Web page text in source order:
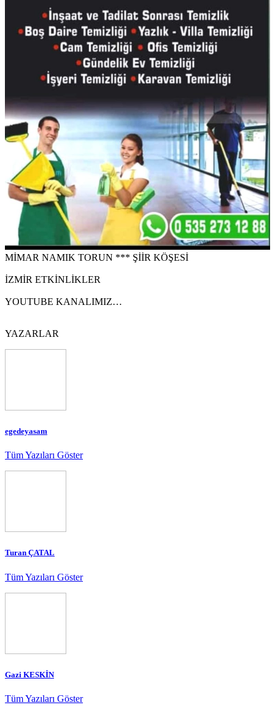
MİMAR NAMIK TORUN *** ŞİİR KÖŞESİ
İZMİR ETKİNLİKLER
YOUTUBE KANALIMIZ…
YAZARLAR
egedeyasam
Tüm Yazıları Göster
Turan ÇATAL
Tüm Yazıları Göster
Gazi KESKİN
Tüm Yazıları Göster